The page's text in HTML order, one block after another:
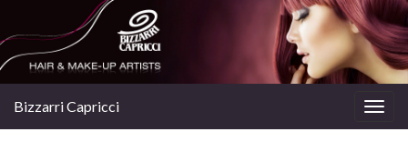
Bizzarri Capricci